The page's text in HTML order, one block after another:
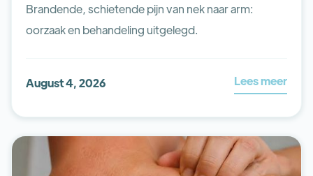
Brandende, schietende pijn van nek naar arm:
oorzaak en behandeling uitgelegd.
August 4, 2026 Lees meer